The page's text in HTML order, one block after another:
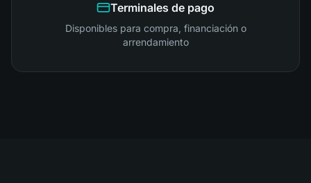
Terminales de pago
Disponibles para compra, financiación o
arrendamiento